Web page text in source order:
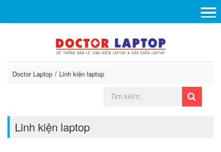
Doctor Laptop Linh kiện laptop
Linh kiện laptop